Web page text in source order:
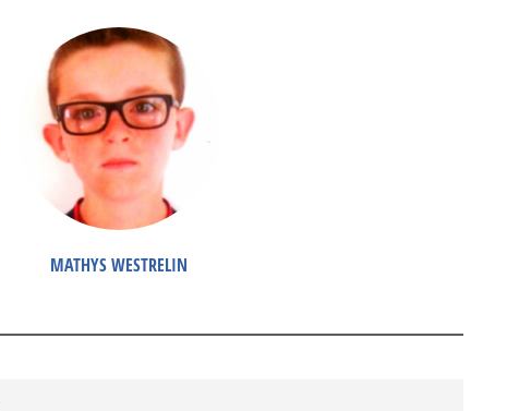
MATHYS WESTRELIN